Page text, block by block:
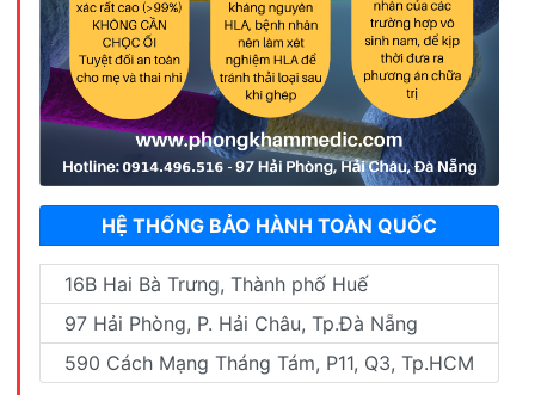
HỆ THỐNG BẢO HÀNH TOÀN QUỐC
16B Hai Bà Trưng, Thành phố Huế
97 Hải Phòng, P. Hải Châu, Tp.Đà Nẵng
590 Cách Mạng Tháng Tám, P11, Q3, Tp.HCM